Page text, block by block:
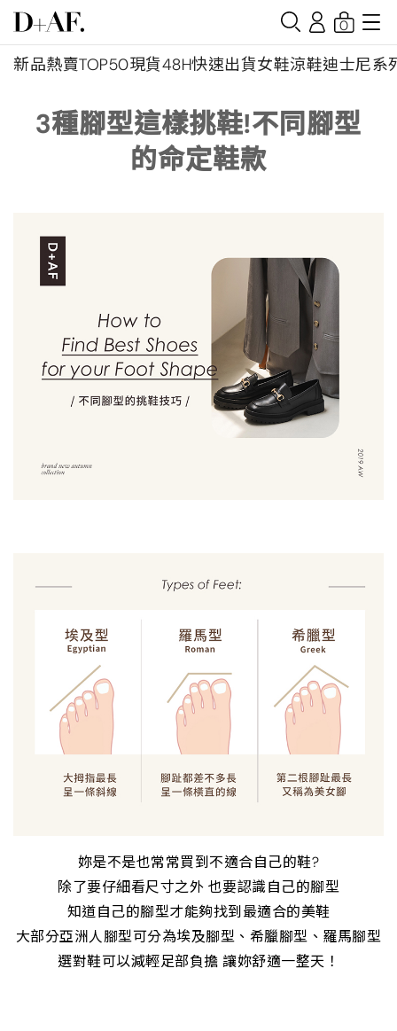
新品熱賣TOP50現貨48H快速出貨女鞋涼鞋迪士尼系
0
3種腳型這樣挑鞋!不同腳型
的命定鞋款
妳是不是也常常買到不適合自己的鞋?
除了要仔細看尺寸之外 也要認識自己的腳型
知道自己的腳型才能夠找到最適合的美鞋
大部分亞洲人腳型可分為埃及腳型、希臘腳型、羅馬腳型
選對鞋可以減輕足部負擔 讓妳舒適一整天！